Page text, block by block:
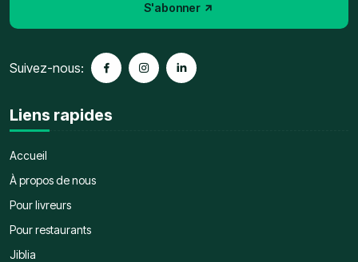
S'abonner
Suivez-nous:
Liens rapides
Accueil
À propos de nous
Pour livreurs
Pour restaurants
Jiblia